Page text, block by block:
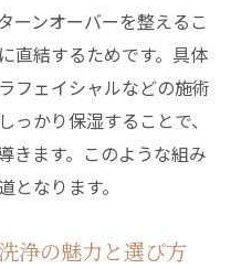
ーンオーバーを整えるこ
直結するためです。具体
フェイシャルなどの施術
かり保湿することで、
きます。このような組み
なります。
浄の魅力と選び方